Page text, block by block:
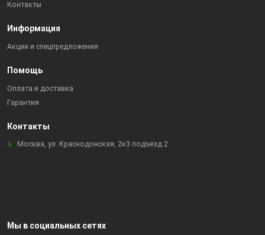
Контакты
Информация
Акции и спецпредложения
Помощь
Оплата и доставка
Гарантия
Контакты
Москва, ул. Краснодонская, 2к3 подъезд 2
Мы в социальных сетях